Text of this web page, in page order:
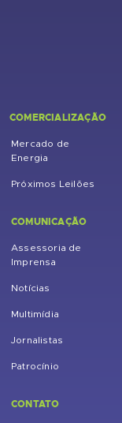
COMERCIALIZAÇÃO
Mercado de
Energia
Próximos Leilões
COMUNICAÇÃO
Assessoria de
Imprensa
Notícias
Multimídia
Jornalistas
Patrocínio
CONTATO